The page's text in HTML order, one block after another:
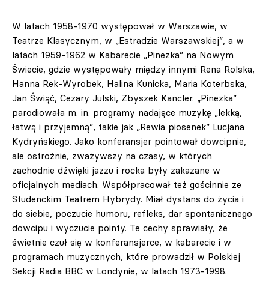
W latach 1958-1970 występował w Warszawie, w
Teatrze Klasycznym, w „Estradzie Warszawskiej”, a w
latach 1959-1962 w Kabarecie „Pinezka” na Nowym
Świecie, gdzie występowały między innymi Rena Rolska,
Hanna Rek-Wyrobek, Halina Kunicka, Maria Koterbska,
Jan Świąć, Cezary Julski, Zbyszek Kancler. „Pinezka”
parodiowała m. in. programy nadające muzykę „lekką,
łatwą i przyjemną”, takie jak „Rewia piosenek” Lucjana
Kydryńskiego. Jako konferansjer pointował dowcipnie,
ale ostrożnie, zważywszy na czasy, w których
zachodnie dźwięki jazzu i rocka były zakazane w
oficjalnych mediach. Współpracował też gościnnie ze
Studenckim Teatrem Hybrydy. Miał dystans do życia i
do siebie, poczucie humoru, refleks, dar spontanicznego
dowcipu i wyczucie pointy. Te cechy sprawiały, że
świetnie czuł się w konferansjerce, w kabarecie i w
programach muzycznych, które prowadził w Polskiej
Sekcji Radia BBC w Londynie, w latach 1973-1998.